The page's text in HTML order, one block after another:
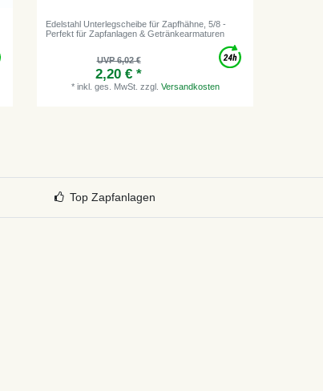
Edelstahl Unterlegscheibe für Zapfhähne, 5/8 -
Perfekt für Zapfanlagen & Getränkearmaturen
UVP 6,02 €
2,20 € *
* inkl. ges. MwSt. zzgl. Versandkosten
Top Zapfanlagen